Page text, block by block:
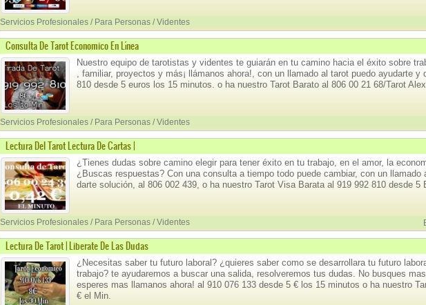
Servicios Profesionales / Para Personas / Videntes
Consulta De Tarot Economico En Línea
Nuestro equipo de tarotistas y videntes te guiarán en tu camino hacia el éxito sobre
, familiar, proyectos y más¡ llámanos ahora!, con un llamado al tarot puedo ayudarte y
810 desde 5 euros los 15 minutos. o ha nuestro Tarot Barato al 806 00 21 68/Tarot
Servicios Profesionales / Para Personas / Videntes
Lectura Del Tarot Lectura De Cartas |
¿Tienes dudas sobre camino elegir para tener éxito en tu trabajo, en el amor, la
¿Buscas respuestas? Con una consulta a tiempo todo puede cambiar, con un llamado
darte solución, al 806 002 439, o ha nuestro Tarot Visa Barata al 919 992 810 desde 5
Servicios Profesionales / Para Personas / Videntes
Lectura De Tarot | Liberate De Las Dudas
¿Necesitas saber tu futuro laboral? ¿quieres saber como se desarrollara tu futuro
trabajo? te ayudaremos a buscar una salida, resolveremos tus dudas. No busques
esperes mas llamanos ahora! al 910 076 133 desde 5 € los 15 minutos o ha nuestro
€ el Min.